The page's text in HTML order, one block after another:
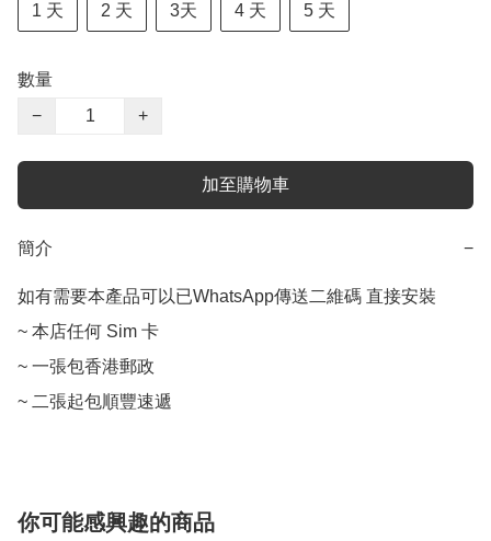
1 天 2 天 3天 4 天 5 天
數量
−
+
加至購物車
簡介 −
如有需要本產品可以已WhatsApp傳送二維碼 直接安裝
~ 本店任何 Sim 卡
~ 一張包香港郵政
你可能感興趣的商品